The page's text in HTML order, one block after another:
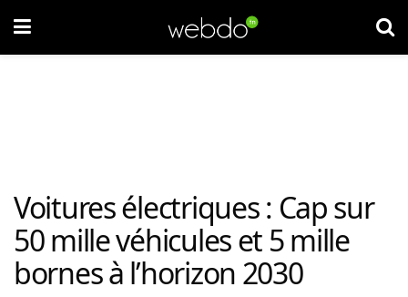
Voitures électriques : Cap sur
50 mille véhicules et 5 mille
bornes à l’horizon 2030